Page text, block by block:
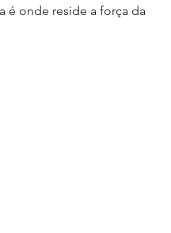
é onde reside a força da